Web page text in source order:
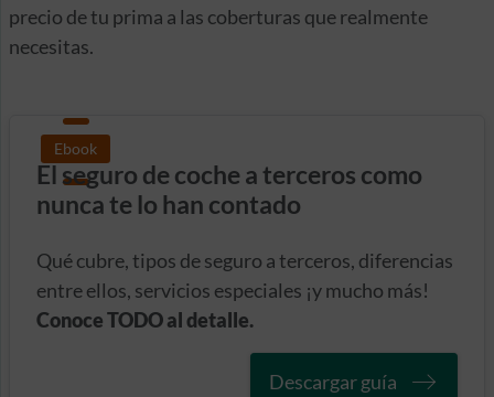
precio de tu prima a las coberturas que realmente
necesitas.
Ebook
El seguro de coche a terceros como
nunca te lo han contado
Qué cubre, tipos de seguro a terceros, diferencias
entre ellos, servicios especiales ¡y mucho más!
Conoce TODO al detalle.
Descargar guía